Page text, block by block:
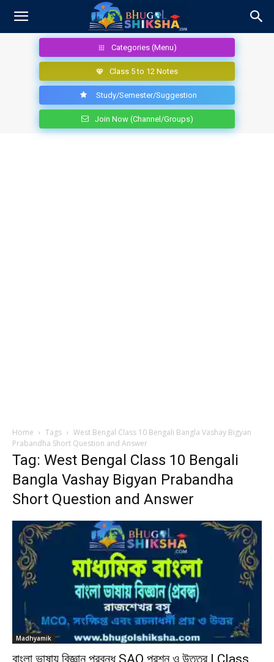
Categories (Menu)
Class 5 to 12 Notes
Study/Semester/Suggestion
Join Now (Channel/Groups)
Home Tags
West Bengal Class 10 Bengali Bangla Vashay Bigyan
Prabandha Short Question and Answer
Tag: West Bengal Class 10 Bengali
Bangla Vashay Bigyan Prabandha
Short Question and Answer
Madhyamik